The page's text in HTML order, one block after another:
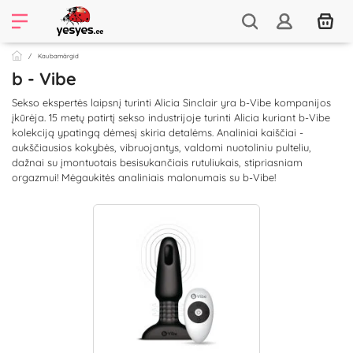
Kaubamärgid
b - Vibe
Sekso ekspertės laipsnį turinti Alicia Sinclair yra b-Vibe kompanijos
įkūrėja. 15 metų patirtį sekso industrijoje turinti Alicia kuriant b-Vibe
kolekciją ypatingą dėmesį skiria detalėms. Analiniai kaiščiai -
aukščiausios kokybės, vibruojantys, valdomi nuotoliniu pulteliu,
dažnai su įmontuotais besisukančiais rutuliukais, stipriasniam
orgazmui! Mėgaukitės analiniais malonumais su b-Vibe!